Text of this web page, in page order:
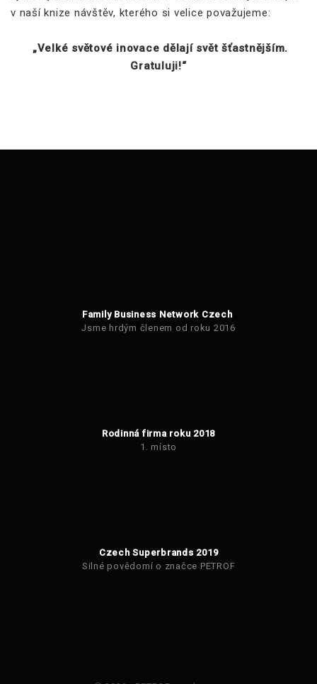
v naší knize návštěv, kterého si velice považujeme:
„Velké světové inovace dělají svět šťastnějším.
Gratuluji!“
Family Business Network Czech
Jsme hrdým členem od roku 2016
Rodinná firma roku 2018
1. místo
Czech Superbrands 2019
Silné povědomí o značce PETROF